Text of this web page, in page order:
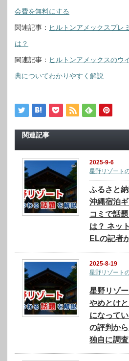
会費を無料にする
関連記事： ヒルトンアメックスプレ
は？
関連記事： ヒルトンアメックスのウ
典についてわかりやすく解説
関連記事
2025-9-6
星野リゾート
ふるさと
沖縄宿泊
コミで話
は？ ネッ
ELの記者
2025-8-19
星野リゾート
星野リゾ
やめとけ
になって
の評判か
独自に調査